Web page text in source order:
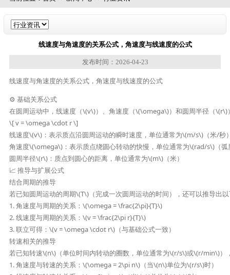
线速度与角速度的关系公式，角速度与线速度的公式
发布时间：2026-04-23
线速度与角速度的关系公式，角速度与线速度的公式
⚙️ 基础关系公式
在圆周运动中，线速度（\(v\)）、角速度（\(\omega\)）和圆周半径（\(r\)
\[ v = \omega \cdot r \]
线速度\(v\)：表示质点沿圆周运动的瞬时速度，单位通常为\(m/s\)（米/秒
角速度\(\omega\)：表示质点绕圆心转动的快慢，单位通常为\(rad/s\)（弧
圆周半径\(r\)：质点到圆心的距离，单位通常为\(m\)（米）
📈 推导与扩展公式
结合周期的推导
若已知圆周运动的周期\(T\)（完成一次圆周运动的时间），还可以推导出
1. 角速度与周期的关系：\(\omega = \frac{2\pi}{T}\)
2. 线速度与周期的关系：\(v = \frac{2\pi r}{T}\)
3. 联立可得：\(v = \omega \cdot r\)（与基础公式一致）
转速相关的推导
若已知转速\(n\)（单位时间内转动的圈数，单位通常为\(r/s\)或\(r/min\)）
1. 角速度与转速的关系：\(\omega = 2\pi n\)（当\(n\)单位为\(r/s\)时）